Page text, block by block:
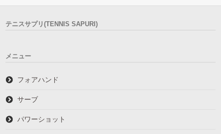
テニスサプリ(TENNIS SAPURI)
メニュー
フォアハンド
サーブ
パワーショット